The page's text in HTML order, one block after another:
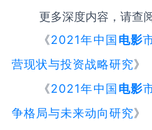
更多深度内容，请查
《2021年中国 电影
营现状与投资战略研究》
《2021年中国 电影
争格局与未来动向研究》